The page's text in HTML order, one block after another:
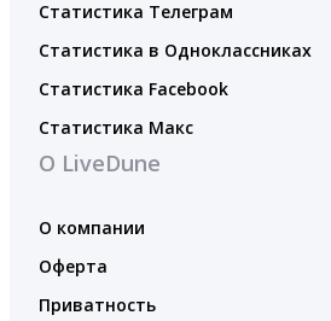
Статистика Телеграм
Статистика в Одноклассниках
Статистика Facebook
Статистика Макс
О LiveDune
О компании
Оферта
Приватность